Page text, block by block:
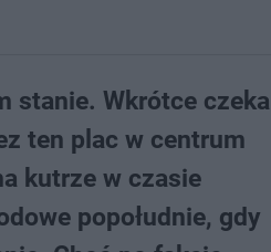
stanie. Wkrótce czeka
ten plac w centrum
kutrze w czasie
popołudnie, gdy